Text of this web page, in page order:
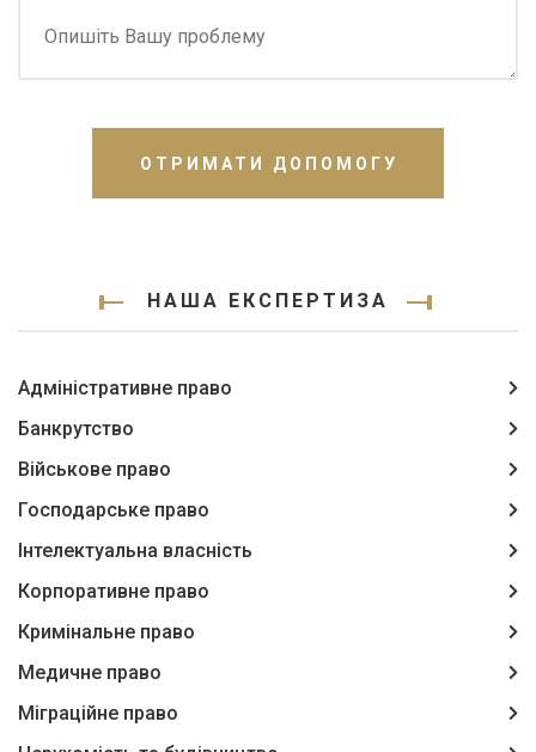
ОТРИМАТИ ДОПОМОГУ
НАША ЕКСПЕРТИЗА
Адміністративне право
Банкрутство
Військове право
Господарське право
Інтелектуальна власність
Корпоративне право
Кримінальне право
Медичне право
Міграційне право